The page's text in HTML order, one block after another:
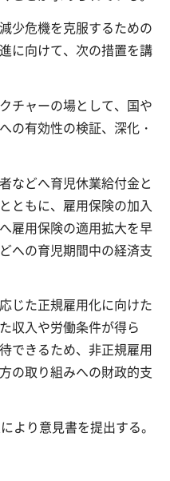
少危機を克服するための
に向けて、次の措置を講
チャーの場として、国や
の有効性の検証、深化・
などへ育児休業給付金と
ともに、雇用保険の加入
雇用保険の適用拡大を早
への育児期間中の経済支
じた正規雇用化に向けた
収入や労働条件が得ら
できるため、非正規雇用
の取り組みへの財政的支
より意見書を提出する。